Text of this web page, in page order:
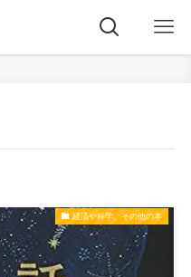
経済や科学、その他の本